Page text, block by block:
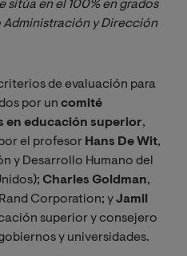
sitúa en el 100% en grados
y Dirección
de evaluación para
por un comité
en educación superior,
el profesor Hans De Wit,
y Desarrollo Humano del
Charles Goldman,
Corporation; yJamil
superior y consejero
y universidades.